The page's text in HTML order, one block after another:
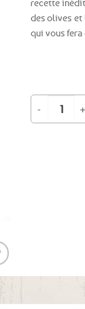
recette
des olives et
qui vous
quantité de